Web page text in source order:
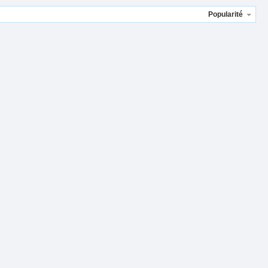
Popularité